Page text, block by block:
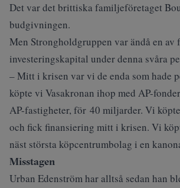
Det var det brittiska familjeföretaget
budgivningen.
Men Strongholdgruppen var ändå en av
investeringskapital under denna svåra
– Mitt i krisen var vi de enda som hade
köpte vi Vasakronan ihop med AP-
AP-fastigheter, för 40 miljarder. Vi
och fick finansiering mitt i krisen. Vi
näst största köpcentrumbolag i en
Misstagen
Urban Edenström har alltså sedan han